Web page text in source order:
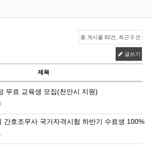
총 게시물 82건, 최근 0 건
글쓰기
제목
무료 교육생 모집(천안시 지원)
간호조무사 국가자격시험 하반기 수료생 100%